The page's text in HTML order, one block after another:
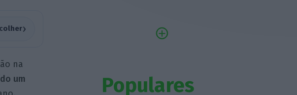
›
na
um
Populares